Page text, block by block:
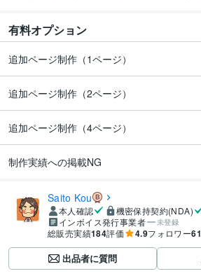
有料オプション
追加ページ制作（1ページ）
追加ページ制作（2ページ）
追加ページ制作（4ページ）
制作実績への掲載NG
Saito Kou
本人確認
機密保持契約(NDA)
インボイス発行事業者
未登録
総販売実績184評価 4.9フォロワー61
出品者に質問